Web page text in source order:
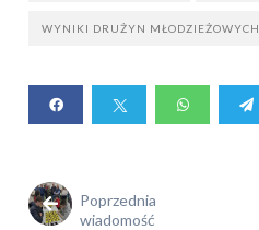
WYNIKI DRUŻYN MŁODZIEŻOWYCH
Poprzednia
wiadomość